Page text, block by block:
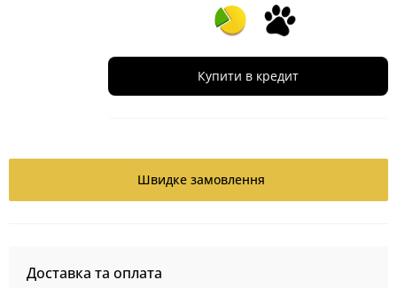
Купити в кредит
Швидке замовлення
Доставка та оплата